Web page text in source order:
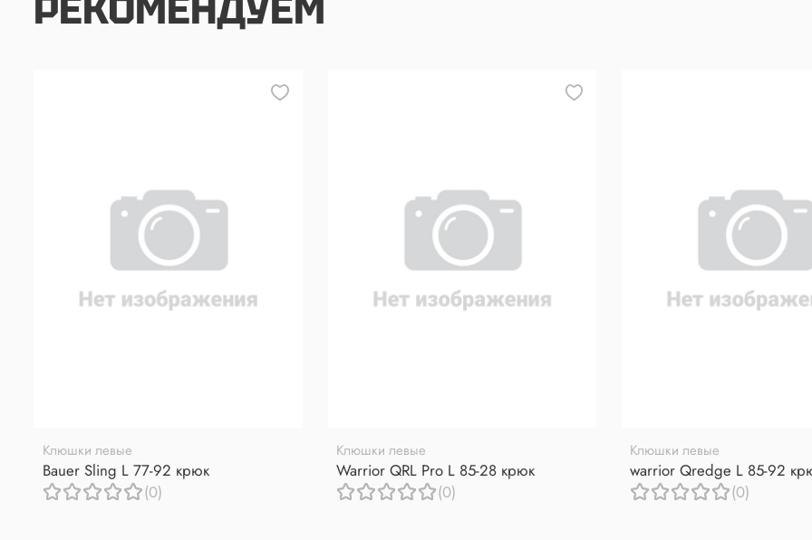
Клюшки левые
Bauer Sling L 77-92 крюк
(0)
Клюшки левые
Warrior QRL Pro L 85-28 крюк
(0)
Клюшки левые
warrior Qredge L 85-92
(0)